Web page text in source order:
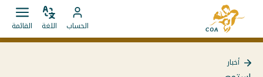
الانتقال
مباشرة
إلى
إلى
الصفحة
الرئيسية
MyCOA
انتقل
إلى
الحساب
ضبط
اللغة القائمة
العودة
أخبار